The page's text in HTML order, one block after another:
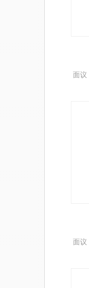
面议
面议